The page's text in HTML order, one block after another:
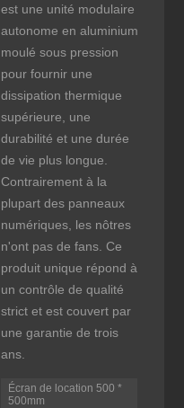
est une unité modulaire
autonome en aluminium
moulé sous pression
pour fournir une
dissipation thermique
supérieure, une
durabilité et une durée
de vie plus longue.
Contrairement à la
plupart des panneaux
numériques, les nôtres
n'ont pas de fans. Ce
produit unique répond à
un contrôle de qualité
strict et est couvert par
une garantie de trois
ans.
Écran de location 500 *
500mm